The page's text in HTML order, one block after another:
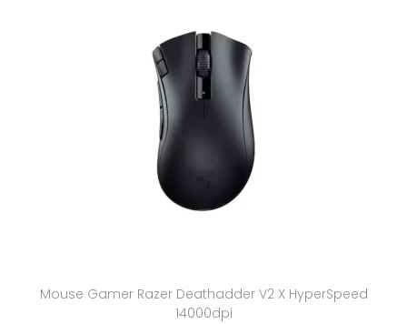
Mouse Gamer Razer Deathadder V2 X HyperSpeed
14000dpi